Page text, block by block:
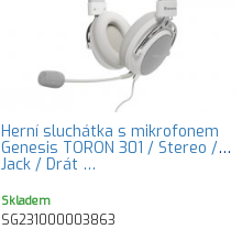
Herní sluchátka s mikrofonem
Genesis TORON 301 / Stereo /
Jack / Drát …
Skladem
SG231000003863